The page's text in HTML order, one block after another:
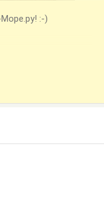
:-)